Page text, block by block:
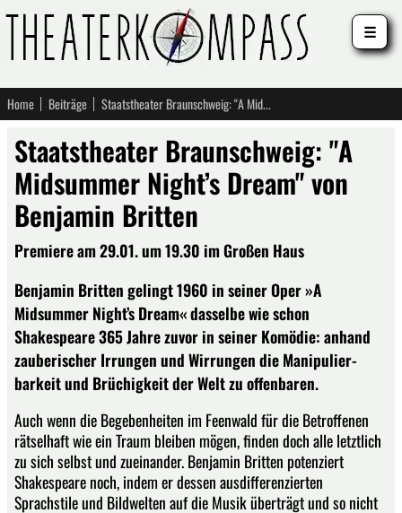
Home Beiträge Staatstheater Braunschweig: "A Midsummer Night’s Dream" von Benjamin Britten
Staatstheater Braunschweig: "A
Midsummer Night’s Dream" von
Benjamin Britten
Premiere am 29.01. um 19.30 im Großen Haus
Benjamin Britten gelingt 1960 in seiner Oper »A
Midsummer Night’s Dream« dasselbe wie schon
Shakespeare 365 Jahre zuvor in seiner Komödie: anhand
zauberischer Irrungen und Wirrungen die Manipulier­
barkeit und Brüchigkeit der Welt zu offenbaren.
Auch wenn die Bege­benheiten im Feenwald für die Betroffenen
rätselhaft wie ein Traum bleiben mögen, finden doch alle letztlich
zu sich selbst und zueinander. Benjamin Britten potenziert
Shakespeare noch, indem er dessen aus­differenzierten
Sprachstile und Bildwelten auf die Musik überträgt und so nicht
☰